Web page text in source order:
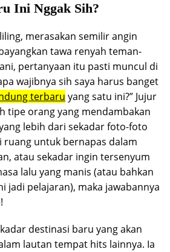
Ini Nggak Sih?
merasakan semilir angin
tawa renyah teman-
pertanyaan itu pasti muncul di
wajibnya sih saya harus banget
terbaru yang satu ini?” Jujur
tipe orang yang mendambakan
lebih dari sekadar foto-foto
ruang untuk bernapas dalam
atau sekadar ingin tersenyum
lalu yang manis (atau bahkan
jadi pelajaran), maka jawabannya
destinasi baru yang akan
lautan tempat hits lainnya. Ia